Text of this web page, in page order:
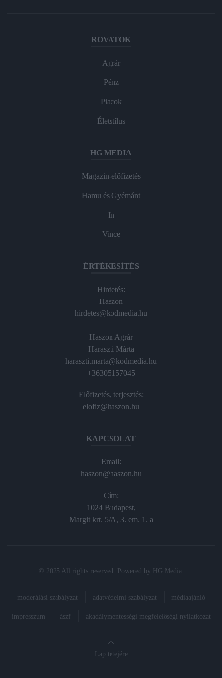
ROVATOK
Agrár
Pénz
Piacok
Életstílus
HG MEDIA
Magazin-előfizetés
Hamu és Gyémánt
In
Vince
ÉRTÉKESÍTÉS
Hirdetés:
Haszon
hirdetes@kodmedia.hu
Haszon Agrár
Haraszti Márta
haraszti.marta@kodmedia.hu
+36305157045
Előfizetés, terjesztés:
elofiz@haszon.hu
KAPCSOLAT
Email:
haszon@haszon.hu
Cím:
1024 Budapest,
Margit krt. 5/A, 3. em. 1. a
© 2025 All rights reserved. Powered by HG Media
moderálási szabályzat adatvédelmi szabályzat médiaajánló
impresszum ászf akadálymentességi megfelelőségi nyilatkozat
Lap tetejére